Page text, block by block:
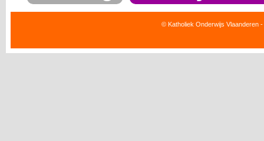
© Katholiek Onderwijs Vlaanderen